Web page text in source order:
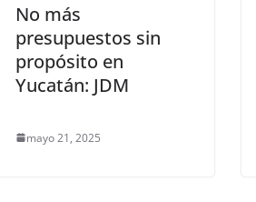
No más
presupuestos sin
propósito en
Yucatán: JDM
mayo 21, 2025